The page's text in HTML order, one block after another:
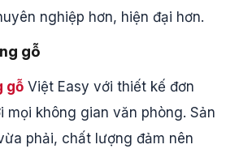
nghiệp hơn, hiện đại hơn.
gỗ
gỗ Việt Easy với thiết kế đơn
mọi không gian văn phòng. Sản
phải, chất lượng đảm nên